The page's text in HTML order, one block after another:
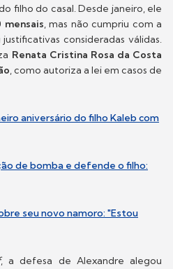
filho do casal. Desde janeiro, ele
mensais, mas não cumpriu com a
consideradas válidas.
Renata Cristina Rosa da Costa
, como autoriza a lei em casos de
aniversário do filho Kaleb com
de bomba e defende o filho:
seu novo namoro: "Estou
, a defesa de Alexandre alegou